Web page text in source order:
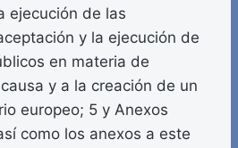
ejecución de las
y la ejecución de
en materia de
y a la creación de un
europeo; 5 y Anexos
como los anexos a este